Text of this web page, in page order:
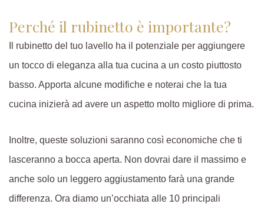
Perché il rubinetto è importante?
Il rubinetto del tuo lavello ha il potenziale per aggiungere
un tocco di eleganza alla tua cucina a un costo piuttosto
basso. Apporta alcune modifiche e noterai che la tua
cucina inizierà ad avere un aspetto molto migliore di prima.
Inoltre, queste soluzioni saranno così economiche che ti
lasceranno a bocca aperta. Non dovrai dare il massimo e
anche solo un leggero aggiustamento farà una grande
differenza. Ora diamo un’occhiata alle 10 principali